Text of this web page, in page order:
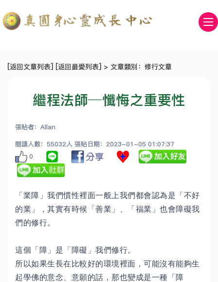
[返回文章列表] [返回最愛列表] > 文章類別：修行文章
繼程法師─懺悔之重要性
張貼者：Allan
閱讀人數：55032人 張貼日期：2023-01-05 01:07:37
0
「業障」我們慣性裡面一般上我們都會認為是「不好
的業」，其實有時候「善業」、「福業」也會障礙我
們的修行。
這個「障」是「障礙」我們修行。
所以如果生長在比較好的環境裡面，可能沒有能夠生
起學佛的意念、意願的話，那也變成是一種「障